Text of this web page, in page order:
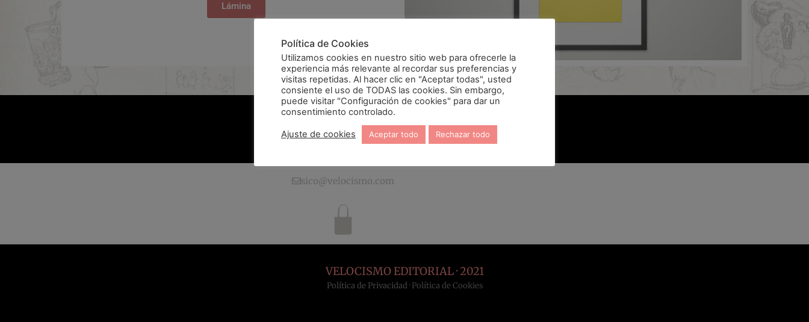
Lámina
La cara B de la literatura (blog)
sico@velocismo.com
VELOCISMO EDITORIAL · 2021
Política de Privacidad·Política de Cookies
Política de Cookies
Utilizamos cookies en nuestro sitio web para ofrecerle la
experiencia más relevante al recordar sus preferencias y
visitas repetidas. Al hacer clic en "Aceptar todas", usted
consiente el uso de TODAS las cookies. Sin embargo,
puede visitar "Configuración de cookies" para dar un
consentimiento controlado.
Ajuste de cookies Aceptar todo Rechazar todo